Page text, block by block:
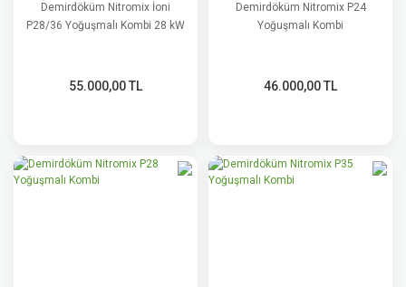
Demirdöküm Nitromix İoni
P28/36 Yoğuşmalı Kombi 28 kW
55.000,00 TL
Demirdöküm Nitromix P24
Yoğuşmalı Kombi
46.000,00 TL